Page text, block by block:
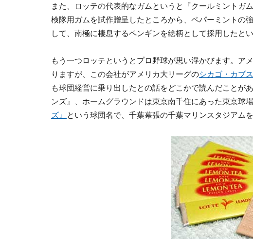
また、ロッテの代表的なガムというと『クールミントガ
検隊用ガムを試作贈呈したところから、ペパーミントの
して、南極に棲息するペンギンを絵柄として採用したと
もう一つロッテというとプロ野球が思い浮かびます。ア
りますが、この会社がアメリカ大リーグのシカゴ・カブス
も球団経営に乗り出したとの話をどこかで読んだことが
ンズ』、ホームグラウンドは東京南千住にあった東京球
ズ』
という球団名で、千葉幕張の千葉マリンスタジアム